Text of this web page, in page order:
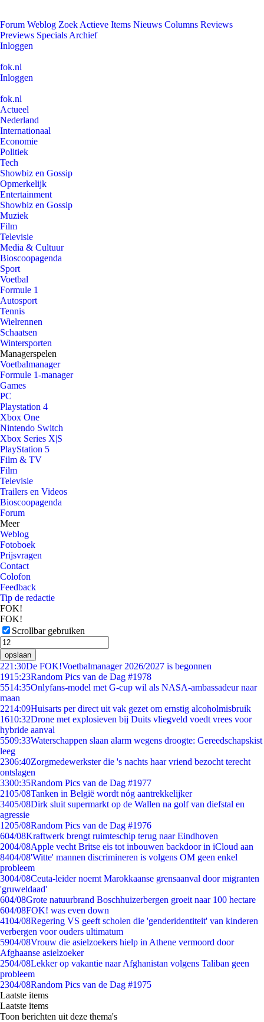
Forum Weblog Zoek Actieve Items Nieuws Columns Reviews
Previews Specials Archief
Inloggen
fok.nl
Inloggen
fok.nl
Actueel
Nederland
Internationaal
Economie
Politiek
Tech
Showbiz en Gossip
Opmerkelijk
Entertainment
Showbiz en Gossip
Muziek
Film
Televisie
Media & Cultuur
Bioscoopagenda
Sport
Voetbal
Formule 1
Autosport
Tennis
Wielrennen
Schaatsen
Wintersporten
Managerspelen
Voetbalmanager
Formule 1-manager
Games
PC
Playstation 4
Xbox One
Nintendo Switch
Xbox Series X|S
PlayStation 5
Film & TV
Film
Televisie
Trailers en Videos
Bioscoopagenda
Forum
Meer
Weblog
Fotoboek
Prijsvragen
Contact
Colofon
Feedback
Tip de redactie
FOK!
FOK!
Scrollbar gebruiken
opslaan
221:30De FOK!Voetbalmanager 2026/2027 is begonnen
1915:23Random Pics van de Dag #1978
5514:35Onlyfans-model met G-cup wil als NASA-ambassadeur naar
maan
2214:09Huisarts per direct uit vak gezet om ernstig alcoholmisbruik
1610:32Drone met explosieven bij Duits vliegveld voedt vrees voor
hybride aanval
5509:33Waterschappen slaan alarm wegens droogte: Gereedschapskist
leeg
2306:40Zorgmedewerkster die 's nachts haar vriend bezocht terecht
ontslagen
3300:35Random Pics van de Dag #1977
2105/08Tanken in België wordt nóg aantrekkelijker
3405/08Dirk sluit supermarkt op de Wallen na golf van diefstal en
agressie
1205/08Random Pics van de Dag #1976
604/08Kraftwerk brengt ruimteschip terug naar Eindhoven
2004/08Apple vecht Britse eis tot inbouwen backdoor in iCloud aan
8404/08'Witte' mannen discrimineren is volgens OM geen enkel
probleem
3004/08Ceuta-leider noemt Marokkaanse grensaanval door migranten
'gruweldaad'
604/08Grote natuurbrand Boschhuizerbergen groeit naar 100 hectare
604/08FOK! was even down
4104/08Regering VS geeft scholen die 'genderidentiteit' van kinderen
verbergen voor ouders ultimatum
5904/08Vrouw die asielzoekers hielp in Athene vermoord door
Afghaanse asielzoeker
2504/08Lekker op vakantie naar Afghanistan volgens Taliban geen
probleem
2304/08Random Pics van de Dag #1975
Laatste items
Laatste items
Toon berichten uit deze thema's